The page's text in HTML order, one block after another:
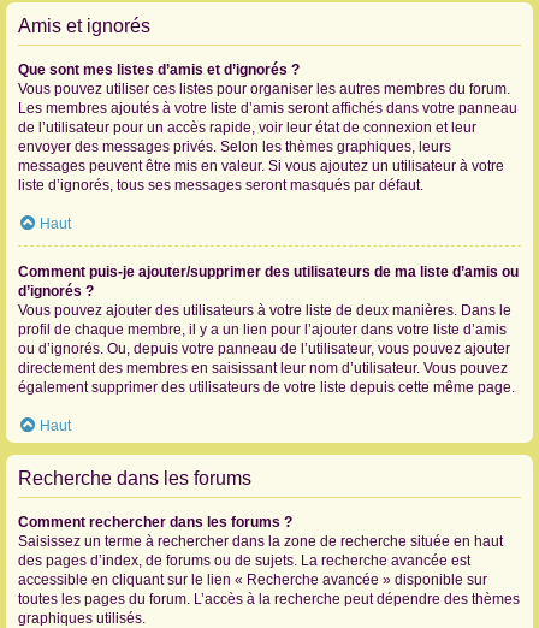
Amis et ignorés
Que sont mes listes d’amis et d’ignorés ?
Vous pouvez utiliser ces listes pour organiser les autres membres du forum.
Les membres ajoutés à votre liste d’amis seront affichés dans votre panneau
de l’utilisateur pour un accès rapide, voir leur état de connexion et leur
envoyer des messages privés. Selon les thèmes graphiques, leurs
messages peuvent être mis en valeur. Si vous ajoutez un utilisateur à votre
liste d’ignorés, tous ses messages seront masqués par défaut.
Haut
Comment puis-je ajouter/supprimer des utilisateurs de ma liste d’amis ou
d’ignorés ?
Vous pouvez ajouter des utilisateurs à votre liste de deux manières. Dans le
profil de chaque membre, il y a un lien pour l’ajouter dans votre liste d’amis
ou d’ignorés. Ou, depuis votre panneau de l’utilisateur, vous pouvez ajouter
directement des membres en saisissant leur nom d’utilisateur. Vous pouvez
également supprimer des utilisateurs de votre liste depuis cette même page.
Haut
Recherche dans les forums
Comment rechercher dans les forums ?
Saisissez un terme à rechercher dans la zone de recherche située en haut
des pages d’index, de forums ou de sujets. La recherche avancée est
accessible en cliquant sur le lien « Recherche avancée » disponible sur
toutes les pages du forum. L’accès à la recherche peut dépendre des thèmes
graphiques utilisés.